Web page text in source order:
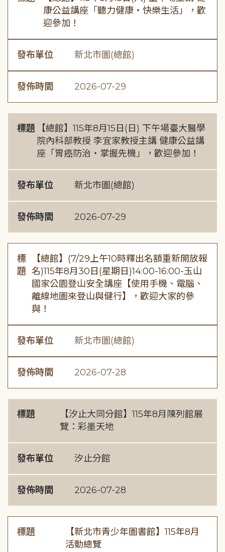
康公益講座「聽力健康・快樂生活」，歡
迎參加！
發布單位 新北市圖(總館)
發佈時間 2026-07-29
標題
【總館】115年8月15日(日) 下午場臺大醫學
院內科部教授 李宜家教授主講 健康公益講
座「胃癌防治・掌握先機」，歡迎參加！
發布單位 新北市圖(總館)
發佈時間 2026-07-29
標
題
【總館】(7/29上午10時釋出名額重新開放報
名)115年8月30日(星期日)14:00-16:00-玉山
國家公園登山安全講座【使用手機、電腦、
離線地圖來登山與健行】，歡迎大家的參
與！
發布單位 新北市圖(總館)
發佈時間 2026-07-28
標題
【汐止大同分館】115年8月陳列館展
覽：彩墨天地
發布單位 汐止分館
發佈時間 2026-07-28
標題
【新北市青少年圖書館】115年8月
活動總覽